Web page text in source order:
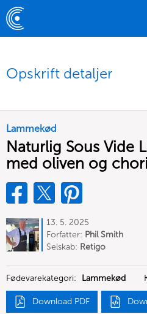
Opskrift detaljer
Lammekød
Naturlig Sous Vide
med oliven og
13. 5. 2025
Forfatter: Phil Smith
Selskab: Retigo
Fødevarekategori: Lammekød
Download PDF